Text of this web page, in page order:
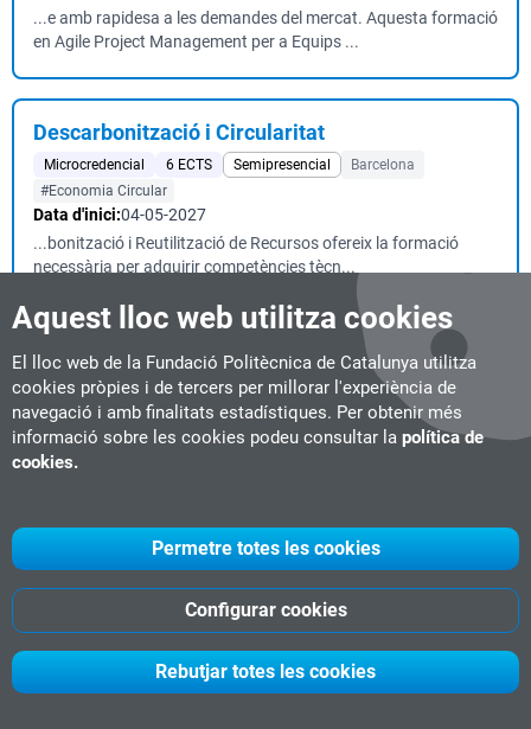
Aquest lloc web utilitza cookies
El lloc web de la Fundació Politècnica de Catalunya utilitza
cookies pròpies i de tercers per millorar l'experiència de
navegació i amb finalitats estadístiques. Per obtenir més
informació sobre les cookies podeu consultar la política de
cookies.
Rebutjar totes les cookies
Configurar cookies
Permetre totes les cookies
...e amb rapidesa a les demandes del mercat. Aquesta formació
en Agile Project Management per a Equips ...
Descarbonització i Circularitat
Microcredencial 6 ECTS Semipresencial
Barcelona
#Economia Circular
Data d'inici:04-05-2027
...bonització i Reutilització de Recursos ofereix la formació
necessària per adquirir competències tècn...
UX per a la Indústria dels Videojocs
Microcredencial 6 ECTS Live online #Videojocs
Data d'inici:26-01-2027
...competitivitat del sector.El programa ofereix una formació
integral centrada en la recerca d’u...
Parametric Design in Architecture
Màster de formació permanent 60 ECTS
Semipresencial
05-10-2026
...ntit, els paràmetres són totes les categories d'informació que